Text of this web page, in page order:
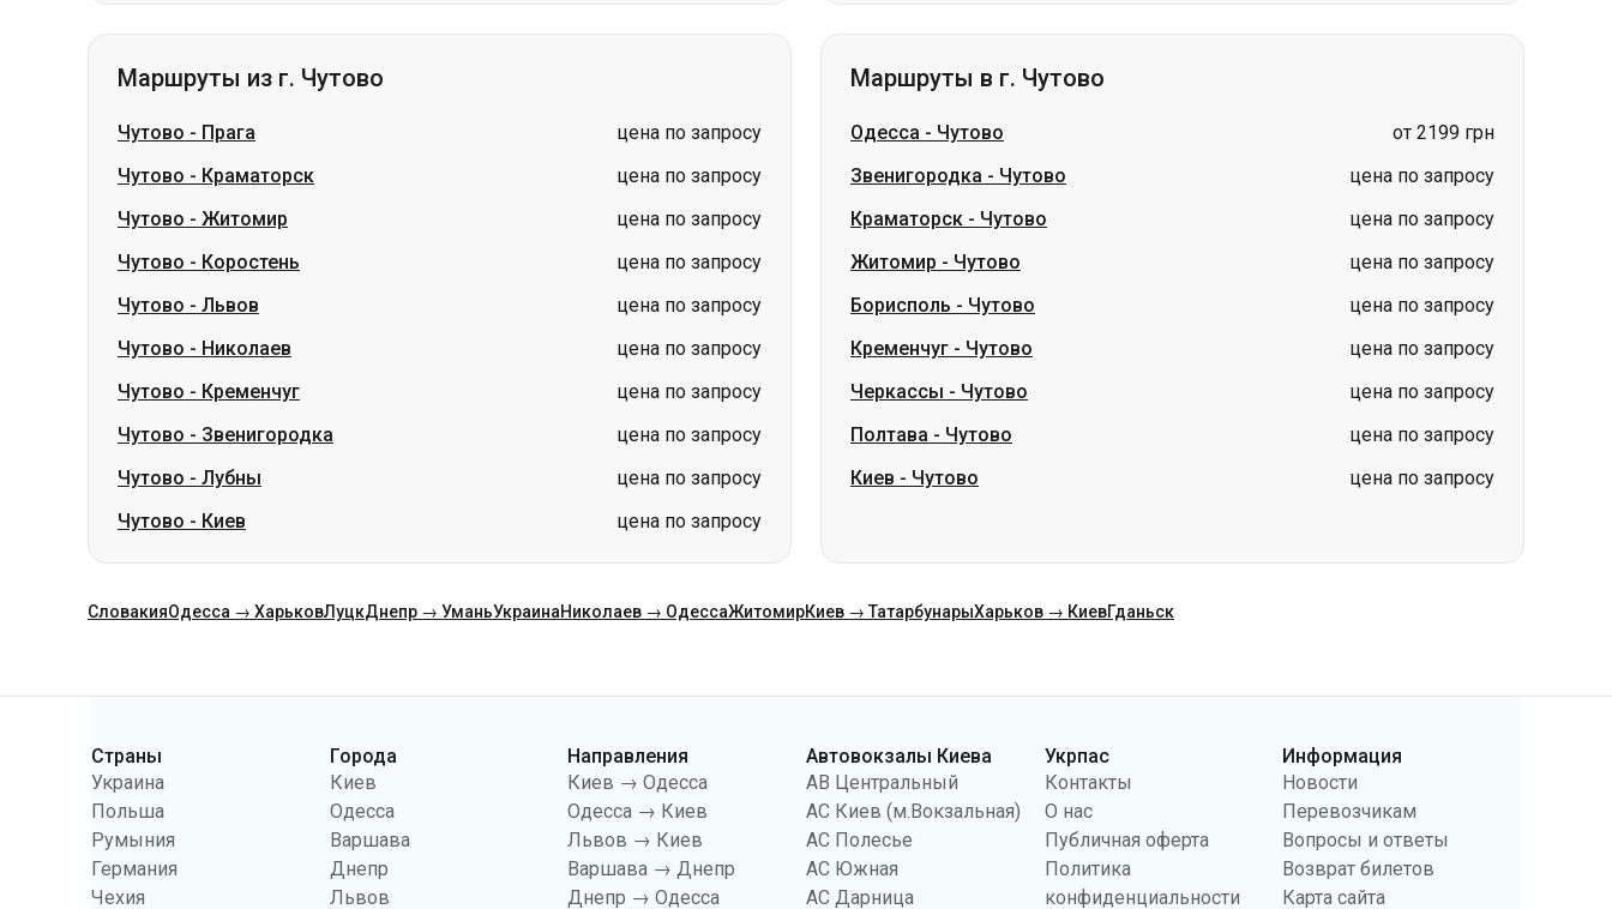
Маршруты из г. Чутово
Чутово - Прага
цена по запросу
Чутово - Краматорск
цена по запросу
Чутово - Житомир
цена по запросу
Чутово - Коростень
цена по запросу
Чутово - Львов
цена по запросу
Чутово - Николаев
цена по запросу
Чутово - Кременчуг
цена по запросу
Чутово - Звенигородка
цена по запросу
Чутово - Лубны
цена по запросу
Чутово - Киев цена по запросу
Маршруты в г. Чутово
Одесса - Чутово
от 2199 грн
Звенигородка - Чутово
цена по запросу
Краматорск - Чутово
цена по запросу
Житомир - Чутово
цена по запросу
Борисполь - Чутово
цена по запросу
Кременчуг - Чутово
цена по запросу
Черкассы - Чутово
цена по запросу
Полтава - Чутово
цена по запросу
Киев - Чутово цена по запросу
СловакияОдесса → ХарьковЛуцкДнепр → УманьУкраинаНиколаев → ОдессаЖитомирКиев → ТатарбунарыХарьков → КиевГданьск
Категории
Страны
Украина
Польша
Румыния
Германия
Чехия
Города
Киев
Одесса
Варшава
Днепр
Львов
Направления
Киев → Одесса
Одесса → Киев
Львов → Киев
Варшава → Днепр
Днепр → Одесса
Автовокзалы Киева
АВ Центральный
АС Киев (м.Вокзальная)
АС Полесье
АС Южная
АС Дарница
Укрпас
Контакты
О нас
Публичная оферта
Политика
конфиденциальности
Информация
Новости
Перевозчикам
Вопросы и ответы
Возврат билетов
Карта сайта